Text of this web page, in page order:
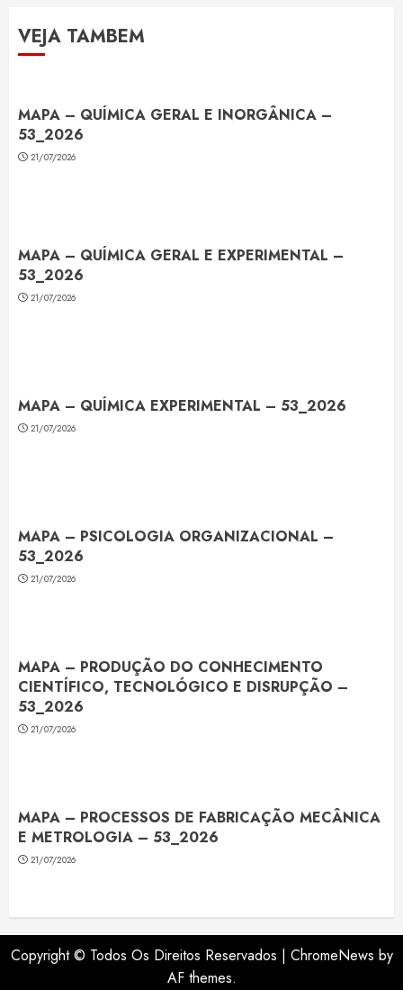
VEJA TAMBEM
MAPA – QUÍMICA GERAL E INORGÂNICA –
53_2026
21/07/2026
MAPA – QUÍMICA GERAL E EXPERIMENTAL –
53_2026
21/07/2026
MAPA – QUÍMICA EXPERIMENTAL – 53_2026
21/07/2026
MAPA – PSICOLOGIA ORGANIZACIONAL –
53_2026
21/07/2026
MAPA – PRODUÇÃO DO CONHECIMENTO
CIENTÍFICO, TECNOLÓGICO E DISRUPÇÃO –
53_2026
21/07/2026
MAPA – PROCESSOS DE FABRICAÇÃO MECÂNICA
E METROLOGIA – 53_2026
21/07/2026
Copyright © Todos Os Direitos Reservados | ChromeNews by
AF themes.